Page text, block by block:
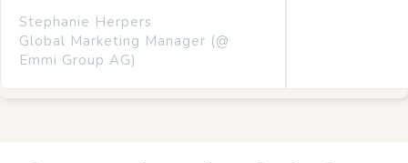
Stephanie Herpers
Global Marketing Manager (@
Emmi Group AG)